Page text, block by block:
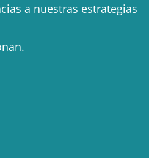
a nuestras estrategias